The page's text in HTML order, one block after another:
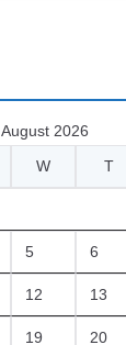
August 2026
W T
5 6
12 13
19 20